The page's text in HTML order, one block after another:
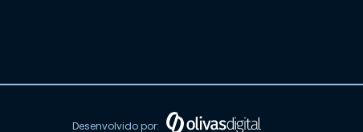
Desenvolvido por: